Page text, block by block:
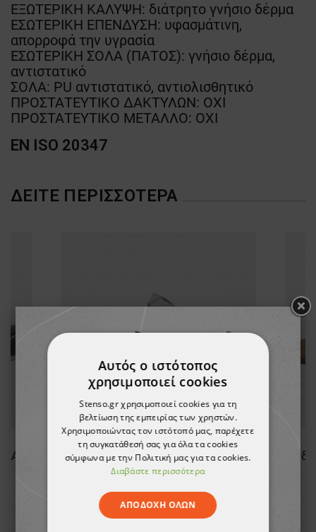
ΕΞΩΤΕΡΙΚΗ ΚΑΛΥΨΗ: διάτρητο γνήσιο δέρμα
ΕΣΩΤΕΡΙΚΗ ΕΠΕΝΔΥΣΗ: υφασμάτινη,
απορροφά την υγρασία
ΕΣΩΤΕΡΙΚΗ ΣΟΛΑ (ΠΑΤΟΣ): γνήσιο δέρμα,
αντιστατικό
ΣΟΛΑ: PU αντιστατικό, αντιολισθητικό
ΠΡΟΣΤΑΤΕΥΤΙΚΟ ΔΑΚΤΥΛΩΝ: ΟΧΙ
ΠΡΟΣΤΑΤΕΥΤΙΚΟ ΜΕΤΑΛΛΟ: ΟΧΙ
EN ISO 20347
ΔΕΊΤΕ ΠΕΡΙΣΣΌΤΕΡΑ
Γυναικεία σαμπό LEON LADY WHITE
Αυτός ο ιστότοπος
χρησιμοποιεί cookies
Stenso.gr χρησιμοποιεί cookies για τη
βελτίωση της εμπειρίας των χρηστών.
Χρησιμοποιώντας τον ιστότοπό μας, παρέχετε
τη συγκατάθεσή σας για όλα τα cookies
σύμφωνα με την Πολιτική μας για τα cookies.
Διαβάστε περισσότερα
ΑΠΟΔΟΧΉ ΌΛΩΝ